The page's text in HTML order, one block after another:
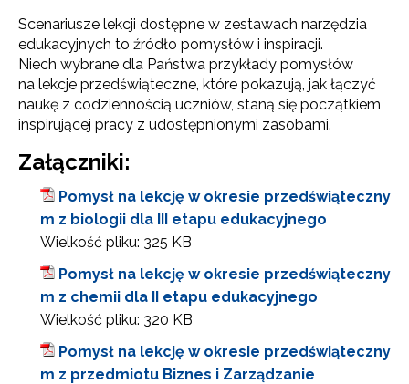
Scenariusze lekcji dostępne w zestawach narzędzia
edukacyjnych to źródło pomysłów i inspiracji.
Niech wybrane dla Państwa przykłady pomysłów
na lekcje przedświąteczne, które pokazują, jak łączyć
naukę z codziennością uczniów, staną się początkiem
inspirującej pracy z udostępnionymi zasobami.
Załączniki:
Pomysł na lekcję w okresie przedświąteczny
m z biologii dla III etapu edukacyjnego
Wielkość pliku: 325 KB
Pomysł na lekcję w okresie przedświąteczny
m z chemii dla II etapu edukacyjnego
Wielkość pliku: 320 KB
Pomysł na lekcję w okresie przedświąteczny
m z przedmiotu Biznes i Zarządzanie